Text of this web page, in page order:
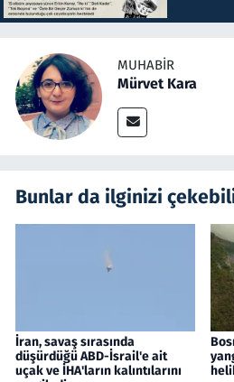
MUHABIR
Mürvet Kara
Bunlar da ilginizi
İran, savaş sırasında
düşürdüğü ABD-İsrail'e ait
uçak ve İHA'ların kalıntılarını